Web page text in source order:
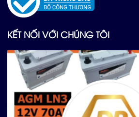
KẾT NỐI VỚI CHÚNG TÔI